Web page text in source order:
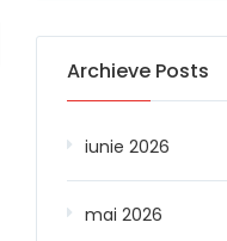
Archieve Posts
iunie 2026
mai 2026